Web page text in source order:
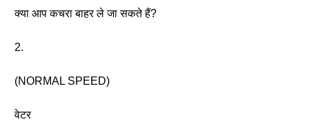
क्या आप कचरा बाहर ले जा सकते हैं?
2.
(NORMAL SPEED)
वेटर